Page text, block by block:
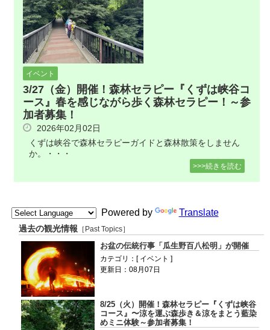
イベント
3/27（金）開催！森林セラピー『くずは峡谷コ
ース』春を感じながら歩く森林セラピー！～参
加者募集！
2026年02月02日
くずは峡谷で森林セラピーガイドと森林散策をしません
か。・・・
>>>続きを読む
Powered by Translate
過去の観光情報 ［Past Topics］
お盆の伝統行事「瓜生野百八松明」が開催
カテゴリ：[ イベント ]
更新日：08月07日
8/25（火）開催！森林セラピー『くずは峡谷
コース』〜涼を運ぶ森歩き＆涼をまとう藍染
めミニ体験～参加者募集！